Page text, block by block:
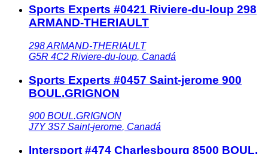
Sports Experts #0421 Riviere-du-loup 298
ARMAND-THERIAULT
298 ARMAND-THERIAULT
G5R 4C2 Riviere-du-loup, Canadá
Sports Experts #0457 Saint-jerome 900
BOUL.GRIGNON
900 BOUL.GRIGNON
J7Y 3S7 Saint-jerome, Canadá
Intersport #474 Charlesbourg 8500 BOUL.